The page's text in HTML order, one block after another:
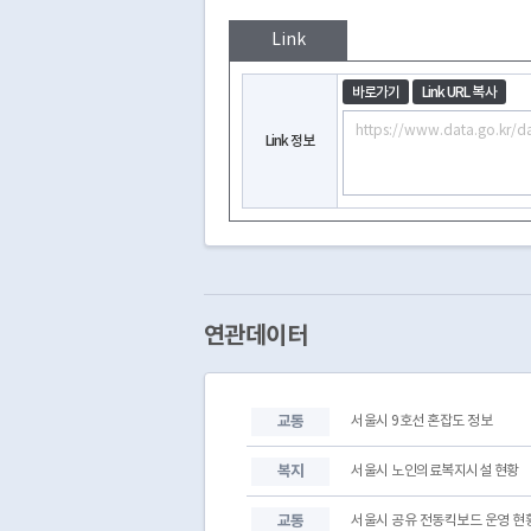
Link
Link 정보
바로가기 Link URL 복사
연관데이터
교통 서울시 9호선 혼잡도 정보
복지 서울시 노인의료복지시설 현황
교통 서울시 공유 전동킥보드 운영 현